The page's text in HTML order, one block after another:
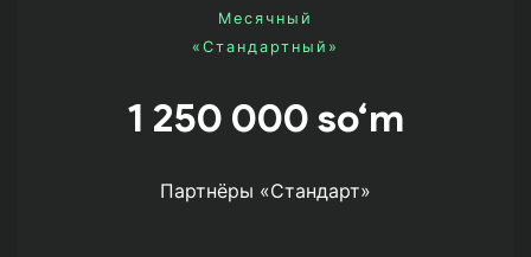
Месячный
«Стандартный»
1 250 000 so‘m
Партнёры «Стандарт»